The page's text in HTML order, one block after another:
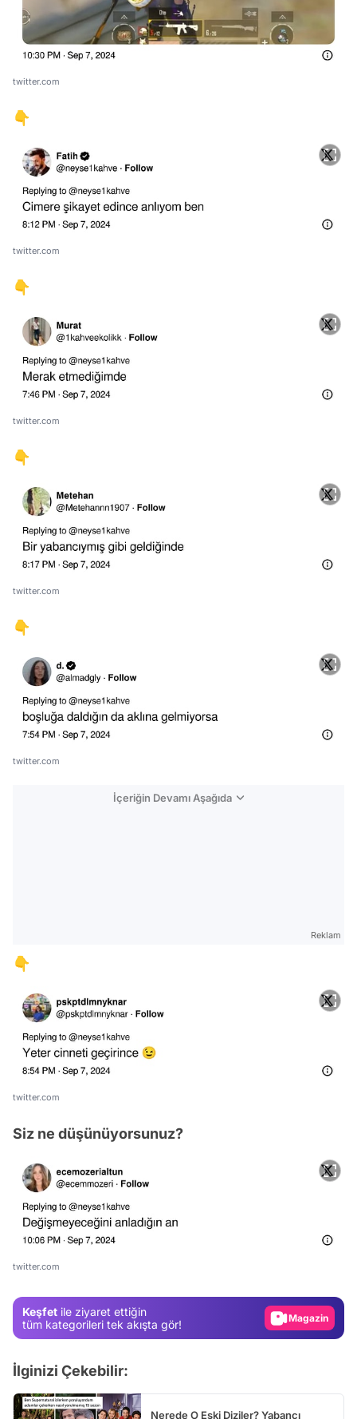
twitter.com
👇
twitter.com
👇
twitter.com
👇
twitter.com
👇
twitter.com
İçeriğin Devamı Aşağıda
Reklam
👇
twitter.com
Siz ne düşünüyorsunuz?
twitter.com
Keşfet ile ziyaret ettiğin
tüm kategorileri tek akışta gör!
Video
Magazin
İlginizi Çekebilir:
Nerede O Eski Diziler? Yabancı